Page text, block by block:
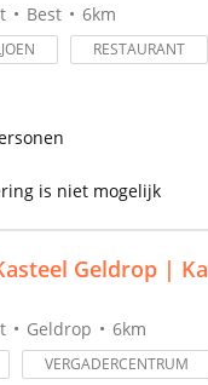
Best 6km
RESTAURANT
is niet mogelijk
Geldrop |
Geldrop 6km
VERGADERCENTRUM